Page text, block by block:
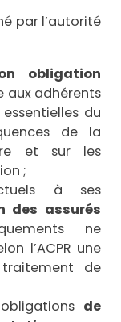
par l’autorité
obligation
aux adhérents
du
de la
et sur les
;
à ses
des assurés
ne
l’ACPR une
de
de